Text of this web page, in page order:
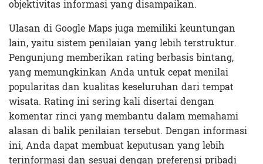
objektivitas informasi yang disampaikan.
Ulasan di Google Maps juga memiliki keuntungan
lain, yaitu sistem penilaian yang lebih terstruktur.
Pengunjung memberikan rating berbasis bintang,
yang memungkinkan Anda untuk cepat menilai
popularitas dan kualitas keseluruhan dari tempat
wisata. Rating ini sering kali disertai dengan
komentar rinci yang membantu dalam memahami
alasan di balik penilaian tersebut. Dengan informasi
ini, Anda dapat membuat keputusan yang lebih
terinformasi dan sesuai dengan preferensi pribadi